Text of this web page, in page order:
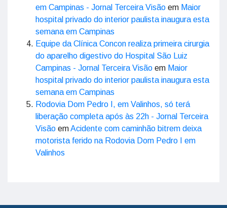
em Campinas - Jornal Terceira Visão em Maior
hospital privado do interior paulista inaugura esta
semana em Campinas
Equipe da Clínica Concon realiza primeira cirurgia
do aparelho digestivo do Hospital São Luiz
Campinas - Jornal Terceira Visão em Maior
hospital privado do interior paulista inaugura esta
semana em Campinas
Rodovia Dom Pedro I, em Valinhos, só terá
liberação completa após às 22h - Jornal Terceira
Visão emAcidente com caminhão bitrem deixa
motorista ferido na Rodovia Dom Pedro I em
Valinhos